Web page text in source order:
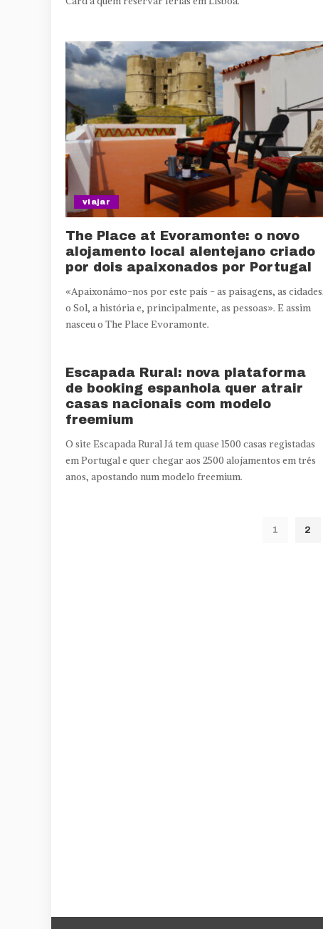
viajar
The Place at Evoramonte: o novo
alojamento local alentejano criado
por dois apaixonados por Portugal
«Apaixonámo-nos por este país - as paisagens, as
o Sol, a história e, principalmente, as pessoas». E assim
nasceu o The Place Evoramonte.
Escapada Rural: nova plataforma
de booking espanhola quer atrair
casas nacionais com modelo
freemium
O site Escapada Rural Já tem quase 1500 casas registadas
em Portugal e quer chegar aos 2500 alojamentos em três
anos, apostando num modelo freemium.
1 2